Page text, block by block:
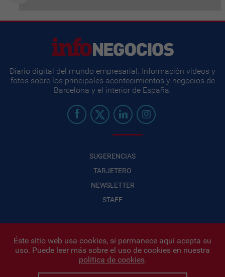
Diario digital del mundo empresarial. Información videos y
fotos sobre los principales acontecimientos y negocios de
Barcelona y el interior de España.
SUGERENCIAS
TARJETERO
NEWSLETTER
STAFF
Infonegocios 2026| INFONEGOCIOS S.A. · CUIT: 30710438486 |
Políticas de Privacidad|Protección de datos personales
Iñigo Biain
Éste sitio web usa cookies, si permanece aquí acepta su
uso. Puede leer más sobre el uso de cookies en nuestra
política de cookies.